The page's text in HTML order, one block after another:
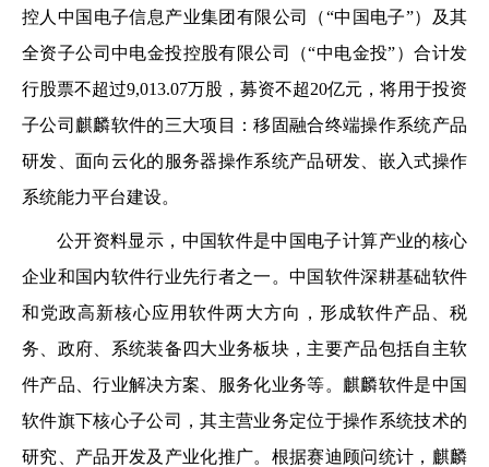
控人中国电子信息产业集团有限公司（“中国电子”）及其
全资子公司中电金投控股有限公司（“中电金投”）合计发
行股票不超过9,013.07万股，募资不超20亿元，将用于投资
子公司麒麟软件的三大项目：移固融合终端操作系统产品
研发、面向云化的服务器操作系统产品研发、嵌入式操作
系统能力平台建设。
公开资料显示，中国软件是中国电子计算产业的核心
企业和国内软件行业先行者之一。中国软件深耕基础软件
和党政高新核心应用软件两大方向，形成软件产品、税
务、政府、系统装备四大业务板块，主要产品包括自主软
件产品、行业解决方案、服务化业务等。麒麟软件是中国
软件旗下核心子公司，其主营业务定位于操作系统技术的
研究、产品开发及产业化推广。根据赛迪顾问统计，麒麟